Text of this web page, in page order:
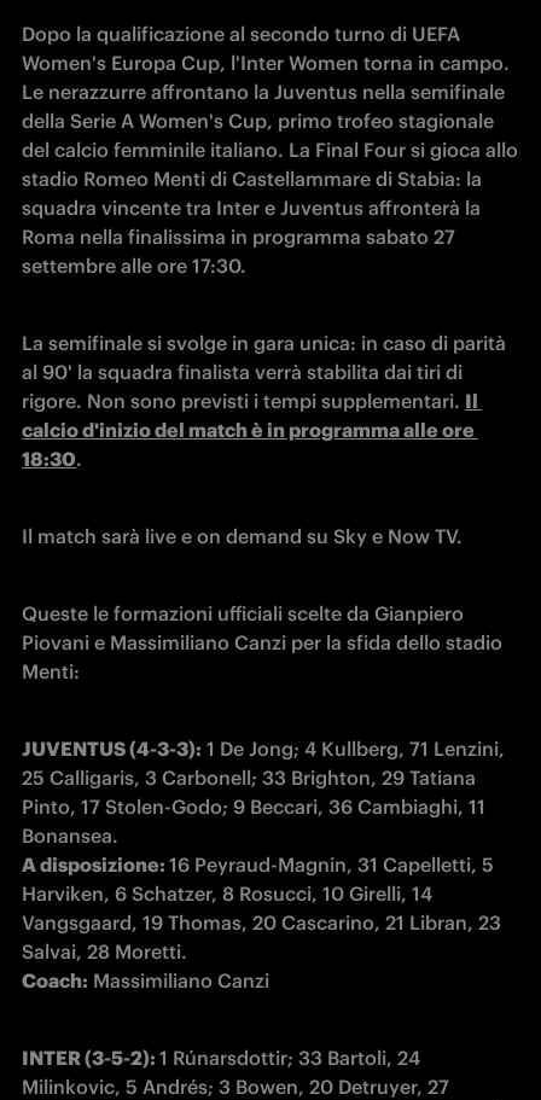
Dopo la qualificazione al secondo turno di UEFA
Women's Europa Cup, l'Inter Women torna in campo.
Le nerazzurre affrontano la Juventus nella semifinale
della Serie A Women's Cup, primo trofeo stagionale
del calcio femminile italiano. La Final Four si gioca allo
stadio Romeo Menti di Castellammare di Stabia: la
squadra vincente tra Inter e Juventus affronterà la
Roma nella finalissima in programma sabato 27
settembre alle ore 17:30.
La semifinale si svolge in gara unica: in caso di parità
al 90' la squadra finalista verrà stabilita dai tiri di
rigore. Non sono previsti i tempi supplementari. Il
calcio d'inizio del match è in programma alle ore
18:30.
Il match sarà live e on demand su Sky e Now TV.
Queste le formazioni ufficiali scelte da Gianpiero
Piovani e Massimiliano Canzi per la sfida dello stadio
Menti:
JUVENTUS (4-3-3): 1 De Jong; 4 Kullberg, 71 Lenzini,
25 Calligaris, 3 Carbonell; 33 Brighton, 29 Tatiana
Pinto, 17 Stolen-Godo; 9 Beccari, 36 Cambiaghi, 11
A disposizione: 16 Peyraud-Magnin, 31 Capelletti, 5
Harviken, 6 Schatzer, 8 Rosucci, 10 Girelli, 14
Vangsgaard, 19 Thomas, 20 Cascarino, 21 Libran, 23
Coach: Massimiliano Canzi
INTER (3-5-2): 1 Rúnarsdottir; 33 Bartoli, 24
Milinkovic, 5 Andrés; 3 Bowen, 20 Detruyer, 27